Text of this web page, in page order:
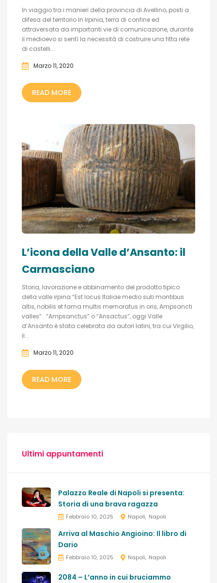
In viaggio tra i manieri della provincia di Avellino, posti a
difesa del territorio In Irpinia, terra di confine ed
attraversata da importanti vie di comunicazione, durante
il medioevo si sentì la necessità di costruire una fitta rete
di castelli...
Marzo 11, 2020
READ MORE
L’icona della Valle d’Ansanto: il
Carmasciano
Storia, lavorazione e abbinamento del prodotto tipico
della valle irpina “Est locus Italiae medio sub montibus
altis, nobilis et fama multis memoratus in oris, Ampsancti
valles” . “Ampsanctus” o “Ansactus”, oggi Valle
d’Ansanto è stata celebrata da autori latini, tra cui Virgilio,
il...
Marzo 11, 2020
READ MORE
Ultimi appuntamenti
Palazzo Reale di Napoli si presenta:
Storia di una brava ragazza
Febbraio 10, 2025 Napoli Napoli
Arriva al Maschio Angioino: Il libro di
Dario
Febbraio 10, 2025 Napoli Napoli
2084 – L’anno in cui bruciammo